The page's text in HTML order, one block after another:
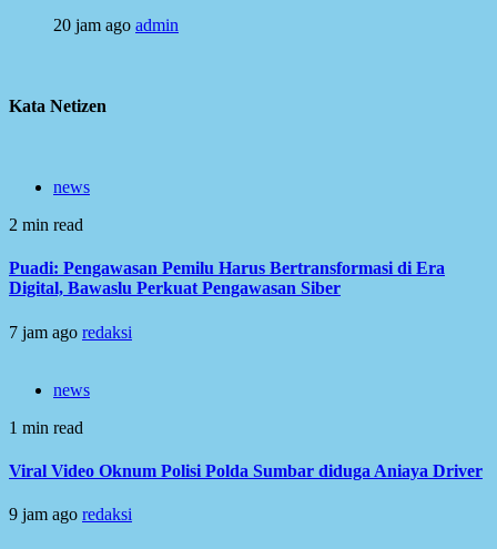
20 jam ago admin
Kata Netizen
news
2 min read
Puadi: Pengawasan Pemilu Harus Bertransformasi di Era
Digital, Bawaslu Perkuat Pengawasan Siber
7 jam ago redaksi
news
1 min read
Viral Video Oknum Polisi Polda Sumbar diduga Aniaya Driver
9 jam ago redaksi